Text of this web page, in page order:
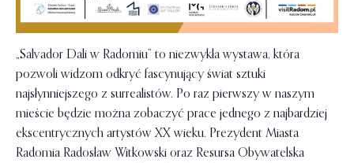
„Salvador Dali w Radomiu” to niezwykła wystawa, która
pozwoli widzom odkryć fascynujący świat sztuki
najsłynniejszego z surrealistów. Po raz pierwszy w naszym
mieście będzie można zobaczyć prace jednego z najbardziej
ekscentrycznych artystów XX wieku. Prezydent Miasta
Radomia Radosław Witkowski oraz Resursa Obywatelska